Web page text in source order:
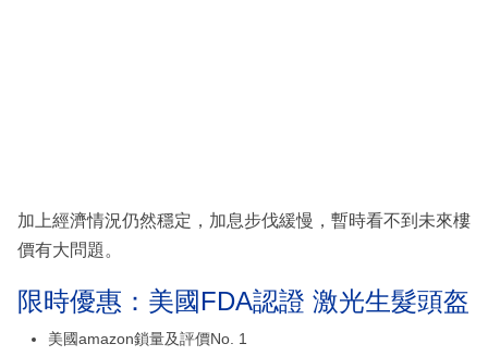
加上經濟情況仍然穩定，加息步伐緩慢，暫時看不到未來樓
價有大問題。
限時優惠：美國FDA認證 激光生髮頭盔
美國amazon鎖量及評價No. 1